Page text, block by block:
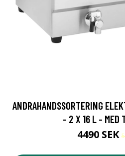
ANDRAHANDSSORTERING
- 2 X 16 L - MED
4490 SEK